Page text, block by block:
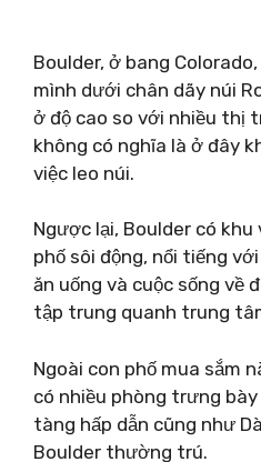
Boulder, ở bang
mình dưới chân dãy núi
ở độ cao so với nhiều thị
không có nghĩa là ở đây
việc leo núi.
Ngược lại, Boulder có
phố sôi động, nổi tiếng
ăn uống và cuộc sống về
tập trung quanh trung
Ngoài con phố mua sắm
có nhiều phòng trưng
tàng hấp dẫn cũng như
Boulder thường trú.